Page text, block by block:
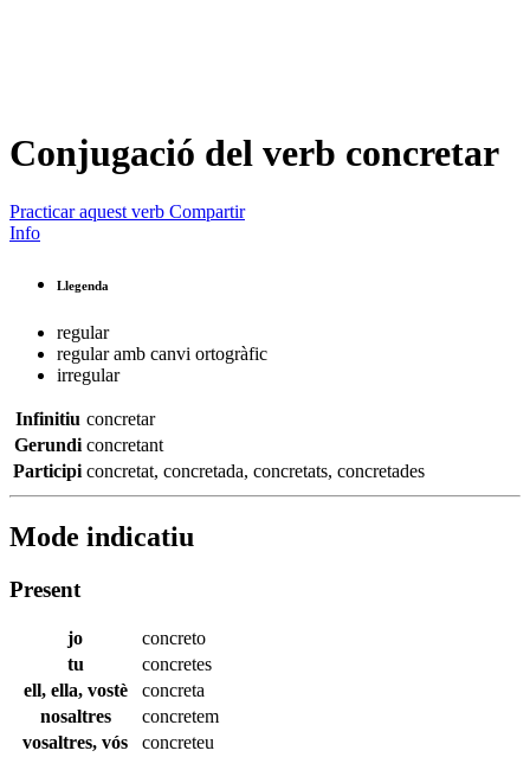
Conjugació del verb concretar
Practicar aquest verb Compartir
Info
Llegenda
regular
regular amb canvi ortogràfic
irregular
Infinitiu concretar
Gerundi concretant
Participi concretat, concretada, concretats, concretades
Mode indicatiu
Present
jo
concreto
tu
concretes
ell, ella, vostè
concreta
nosaltres
concretem
vosaltres, vós
concreteu